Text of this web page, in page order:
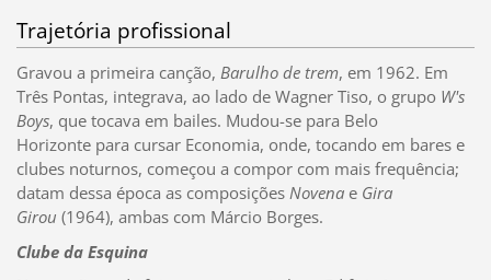
Trajetória profissional
Gravou a primeira canção, Barulho de trem, em 1962. Em
Três Pontas, integrava, ao lado de Wagner Tiso, o grupo W's
Boys, que tocava em bailes. Mudou-se para Belo
Horizonte para cursar Economia, onde, tocando em bares e
clubes noturnos, começou a compor com mais frequência;
datam dessa época as composições Novenae Gira
Girou (1964), ambas com Márcio Borges.
Clube da Esquina